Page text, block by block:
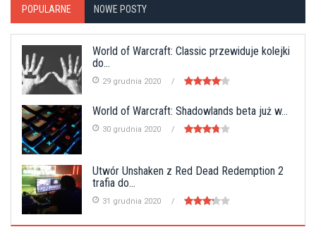
POPULARNE NOWE POSTY
World of Warcraft: Classic przewiduje kolejki
do...
29 grudnia 2020
World of Warcraft: Shadowlands beta już w...
30 grudnia 2020
Utwór Unshaken z Red Dead Redemption 2
trafia do...
31 grudnia 2020